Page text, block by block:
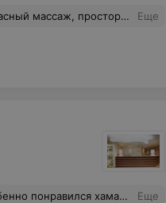
"до костей" наверное следует поискать сауну пожарче :) Еще
4, то уже много. Спа максимум для 3. Имейте ввиду. Для большой компании будет тесноват-то. Еще